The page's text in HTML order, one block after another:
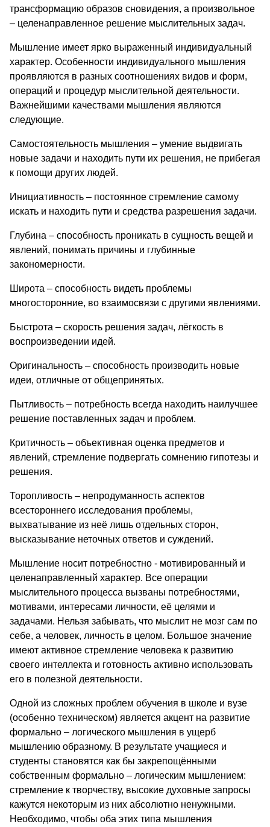
трансформацию образов сновидения, а произвольное
– целенаправленное решение мыслительных задач.
Мышление имеет ярко выраженный индивидуальный
характер. Особенности индивидуального мышления
проявляются в разных соотношениях видов и форм,
операций и процедур мыслительной деятельности.
Важнейшими качествами мышления являются
следующие.
Самостоятельность мышления – умение выдвигать
новые задачи и находить пути их решения, не прибегая
к помощи других людей.
Инициативность – постоянное стремление самому
искать и находить пути и средства разрешения задачи.
Глубина – способность проникать в сущность вещей и
явлений, понимать причины и глубинные
закономерности.
Широта – способность видеть проблемы
многосторонние, во взаимосвязи с другими явлениями.
Быстрота – скорость решения задач, лёгкость в
воспроизведении идей.
Оригинальность – способность производить новые
идеи, отличные от общепринятых.
Пытливость – потребность всегда находить наилучшее
решение поставленных задач и проблем.
Критичность – объективная оценка предметов и
явлений, стремление подвергать сомнению гипотезы и
решения.
Торопливость – непродуманность аспектов
всестороннего исследования проблемы,
выхватывание из неё лишь отдельных сторон,
высказывание неточных ответов и суждений.
Мышление носит потребностно - мотивированный и
целенаправленный характер. Все операции
мыслительного процесса вызваны потребностями,
мотивами, интересами личности, её целями и
задачами. Нельзя забывать, что мыслит не мозг сам по
себе, а человек, личность в целом. Большое значение
имеют активное стремление человека к развитию
своего интеллекта и готовность активно использовать
его в полезной деятельности.
Одной из сложных проблем обучения в школе и вузе
(особенно техническом) является акцент на развитие
формально – логического мышления в ущерб
мышлению образному. В результате учащиеся и
студенты становятся как бы закрепощёнными
собственным формально – логическим мышлением:
стремление к творчеству, высокие духовные запросы
кажутся некоторым из них абсолютно ненужными.
Необходимо, чтобы оба этих типа мышления